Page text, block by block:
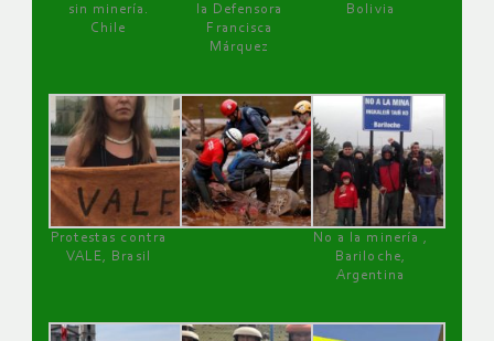
sin minería.
Chile
la Defensora
Francisca
Márquez
Bolivia
Protestas contra
VALE, Brasil
No a la minería ,
Bariloche,
Argentina